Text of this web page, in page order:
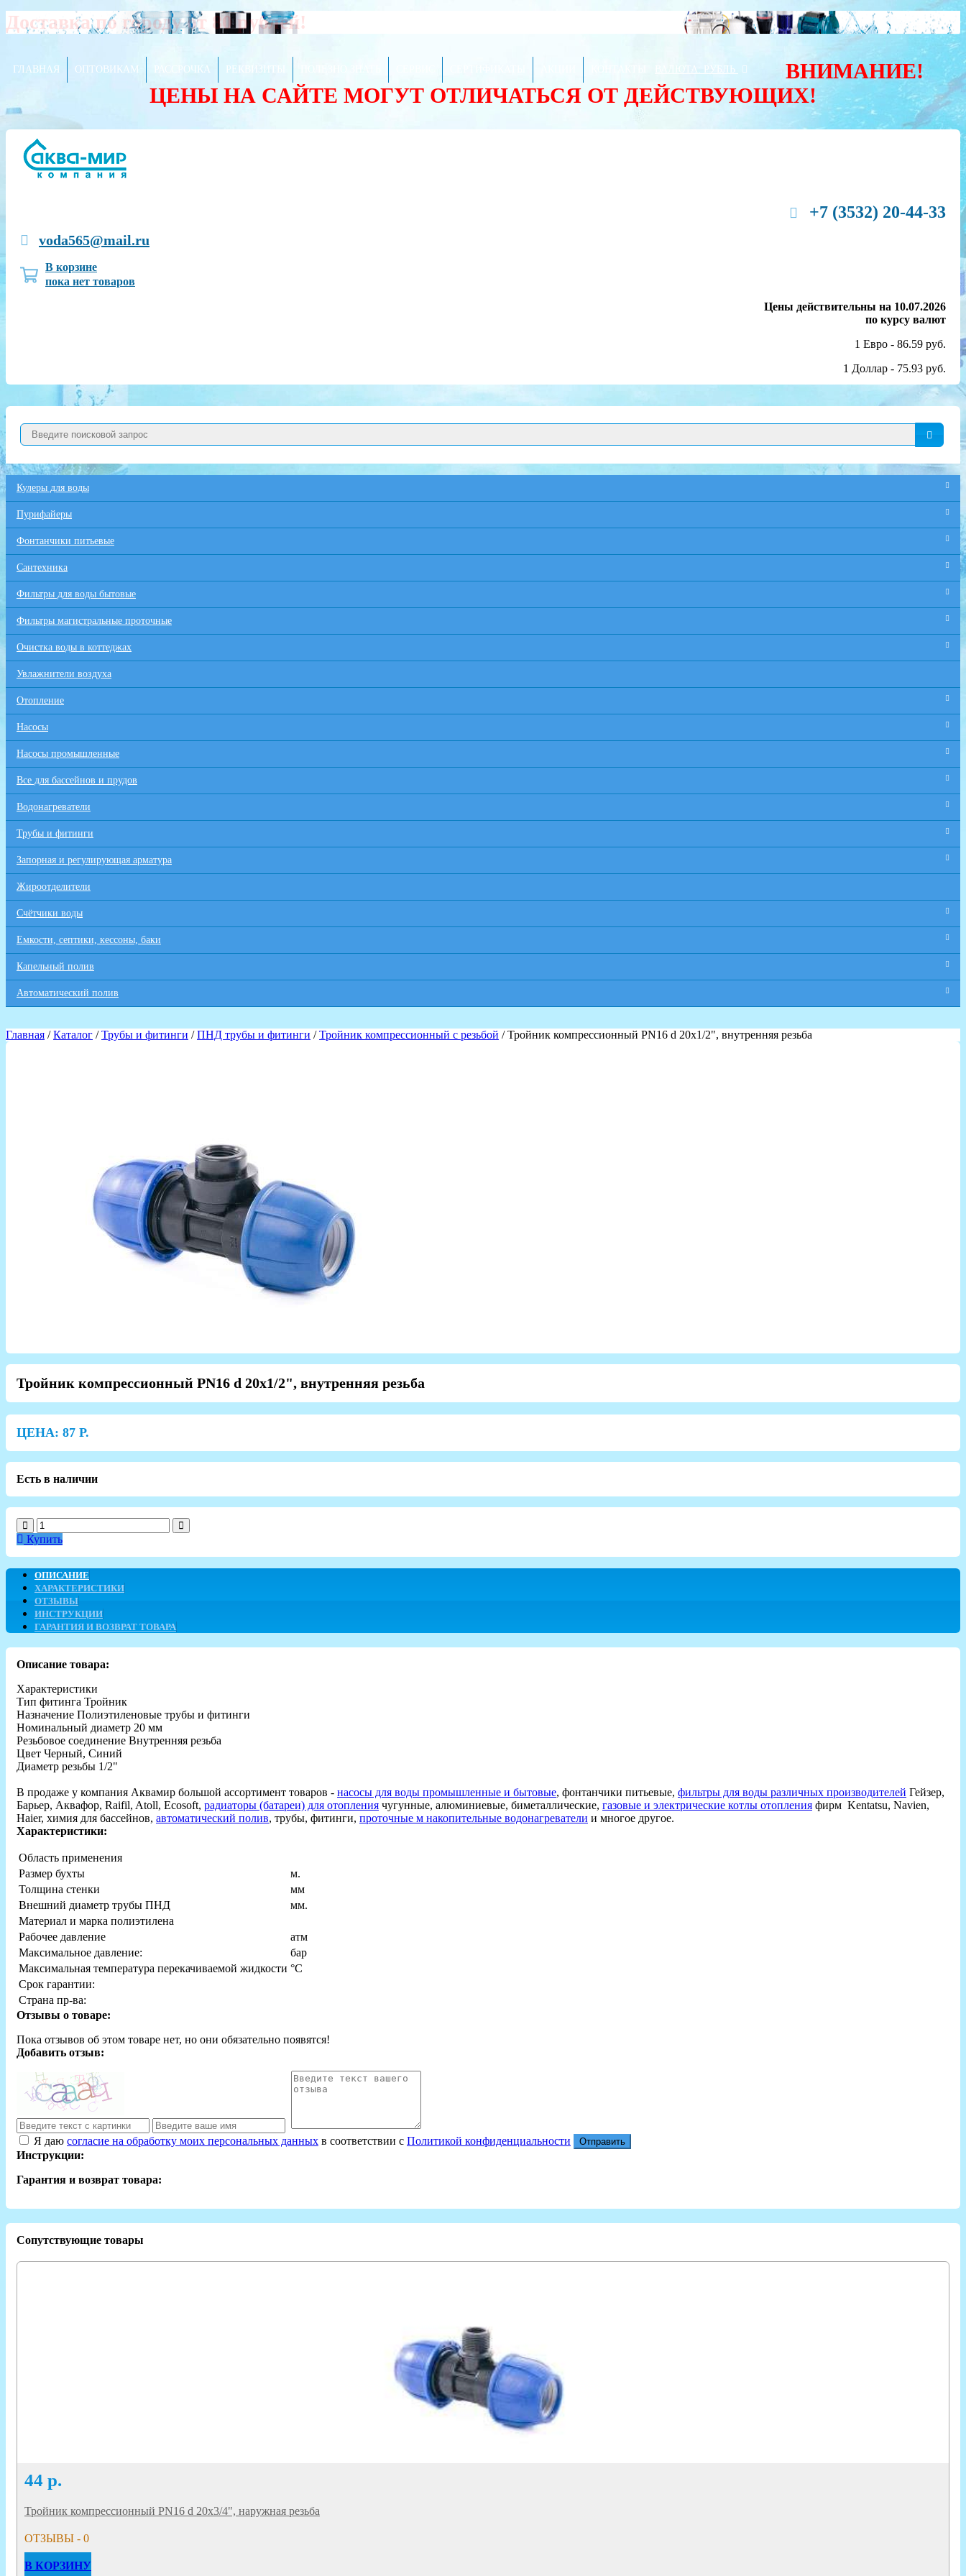
Доставка по городу от 80 рублей!
ГЛАВНАЯ ОПТОВИКАМ РАССРОЧКА РЕКВИЗИТЫ ВАЛЮТА: РУБЛЬ
ВНИМАНИЕ!
ЦЕНЫ НА САЙТЕ МОГУТ ОТЛИЧАТЬСЯ ОТ ДЕЙСТВУЮЩИХ!
+7 (3532) 20-44-33
voda565@mail.ru
В корзине
пока нет товаров
Цены действительны на 10.07.2026
по курсу валют
1 Евро - 86.59 руб.
1 Доллар - 75.93 руб.
Кулеры для воды
Пурифайеры
Фонтанчики питьевые
Сантехника
Фильтры для воды бытовые
Фильтры магистральные проточные
Очистка воды в коттеджах
Увлажнители воздуха
Отопление
Насосы
Насосы промышленные
Все для бaссейнов и прудов
Водонагреватели
Трубы и фитинги
Запорная и регулирующая арматура
Жироотделители
Счётчики воды
Емкости, септики, кессоны, баки
Капельный полив
Автоматический полив
Главная /Каталог /Трубы и фитинги /ПНД трубы и фитинги /Тройник компрессионный с резьбой / Тройник компрессионный PN16 d 20x1/2", внутренняя резьба
Тройник компрессионный PN16 d 20x1/2", внутренняя резьба
ЦЕНА: 87 Р.
Есть в наличии
Купить
ОПИСАНИЕ
ХАРАКТЕРИСТИКИ
ОТЗЫВЫ
ИНСТРУКЦИИ
ГАРАНТИЯ И ВОЗВРАТ ТОВАРА
Описание товара:
Характеристики
Тип фитинга Тройник
Назначение Полиэтиленовые трубы и фитинги
Номинальный диаметр 20 мм
Резьбовое соединение Внутренняя резьба
Цвет Черный, Синий
Диаметр резьбы 1/2"
В продаже у компания Аквамир большой ассортимент товаров - насосы для воды промышленные и бытовые, фонтанчики питьевые, фильтры для воды различных производителей Гейзер,
Барьер, Аквафор, Raifil, Atoll, Ecosoft, радиаторы (батареи) для отопления чугунные, алюминиевые, биметаллические, газовые и электрические котлы отопления фирм Kentatsu, Navien,
Haier, химия для бассейнов, автоматический полив, трубы, фитинги, проточные м накопительные водонагреватели и многое другое.
Характеристики:
Область применения
Размер бухты
м.
Толщина стенки
мм
Внешний диаметр трубы ПНД
мм.
Материал и марка полиэтилена
Рабочее давление
атм
Максимальное давление:
бар
Максимальная температура перекачиваемой жидкости °С
Срок гарантии:
Страна пр-ва:
Отзывы о товаре:
Пока отзывов об этом товаре нет, но они обязательно появятся!
Добавить отзыв:
Я даю согласие на обработку моих персональных данных в соответствии с Политикой конфиденциальности Отправить
Инструкции:
Гарантия и возврат товара:
Сопутствующие товары
44 р.
Тройник компрессионный PN16 d 20x3/4", наружная резьба
ОТЗЫВЫ - 0
В КОРЗИНУ